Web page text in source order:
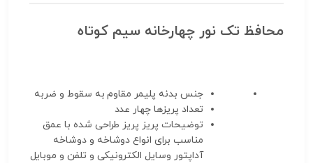
محافظ تک نور چهارخانه سیم کوتاه
جنس بدنه پلیمر مقاوم به سقوط و ضربه
تعداد پریزها چهار عدد
توضیحات پریز پریز طراحی شده با عمق
مناسب برای انواع دوشاخه و دوشاخه
آداپتور وسایل الکترونیکی و تلفن و موبایل